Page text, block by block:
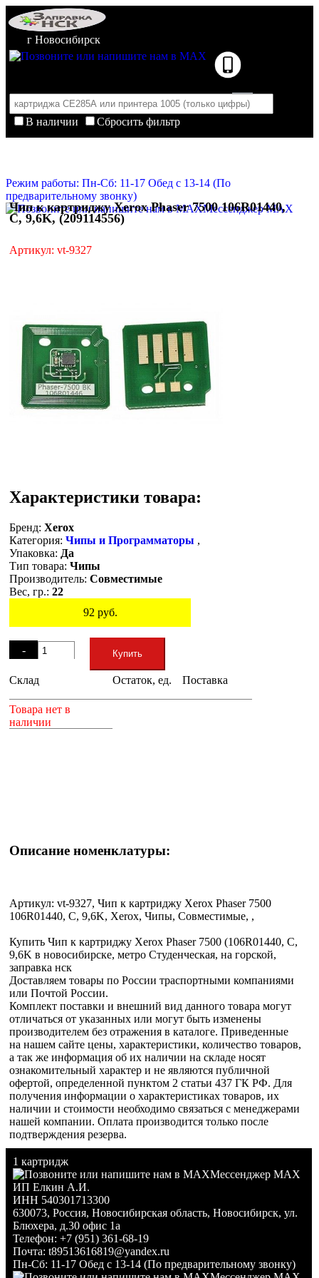
г Новосибирск
В наличии
Сбросить фильтр
Корзина пуста
Режим работы: Пн-Сб: 11-17 Обед с 13-14 (По
предварительному звонку)
Мессенджер MAX
Чип к картриджу Xerox Phaser 7500 106R01440,
C, 9,6K, (209114556)
Артикул: vt-9327
Характеристики товара:
Бренд: Xerox
Категория: Чипы и Программаторы ,
Упаковка: Да
Тип товара: Чипы
Производитель: Совместимые
Вес, гр.: 22
92 руб.
-
+
Купить
Склад Остаток, ед. Поставка
Товара нет в
наличии
Описание номенклатуры:
Артикул: vt-9327, Чип к картриджу Xerox Phaser 7500
106R01440, C, 9,6K, Xerox, Чипы, Совместимые, ,
Купить Чип к картриджу Xerox Phaser 7500 (106R01440, C,
9,6K в новосибирске, метро Студенческая, на горской,
заправка нск
Доставляем товары по России траспортными компаниями
или Почтой России.
Комплект поставки и внешний вид данного товара могут
отличаться от указанных или могут быть изменены
производителем без отражения в каталоге. Приведенные
на нашем сайте цены, характеристики, количество товаров,
а так же информация об их наличии на складе носят
ознакомительный характер и не являются публичной
офертой, определенной пунктом 2 статьи 437 ГК РФ. Для
получения информации о характеристиках товаров, их
наличии и стоимости необходимо связаться с менеджерами
нашей компании. Оплата производится только после
подтверждения резерва.
1 картридж
Мессенджер MAX
ИП Елкин А.И.
ИНН 540301713300
630073, Россия, Новосибирская область, Новосибирск, ул.
Блюхера, д.30 офис 1а
Телефон: +7 (951) 361-68-19
Почта: t89513616819@yandex.ru
Пн-Сб: 11-17 Обед с 13-14 (По предварительному звонку)